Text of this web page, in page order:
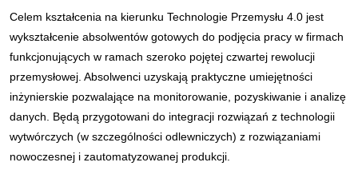
Celem kształcenia na kierunku Technologie Przemysłu 4.0 jest
wykształcenie absolwentów gotowych do podjęcia pracy w firmach
funkcjonujących w ramach szeroko pojętej czwartej rewolucji
przemysłowej. Absolwenci uzyskają praktyczne umiejętności
inżynierskie pozwalające na monitorowanie, pozyskiwanie i analizę
danych. Będą przygotowani do integracji rozwiązań z technologii
wytwórczych (w szczególności odlewniczych) z rozwiązaniami
nowoczesnej i zautomatyzowanej produkcji.